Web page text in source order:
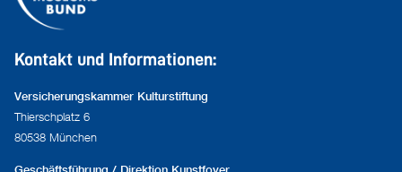
Kontakt und Informationen:
Versicherungskammer Kulturstiftung
Thierschplatz 6
80538 München